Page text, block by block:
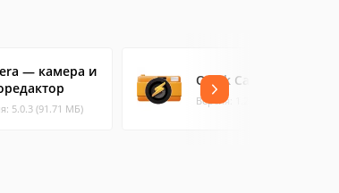
— камера и
5.0.3 (91.71 МБ)
Quick Camera
Версия: 1.2.2013 (0.2 МБ)